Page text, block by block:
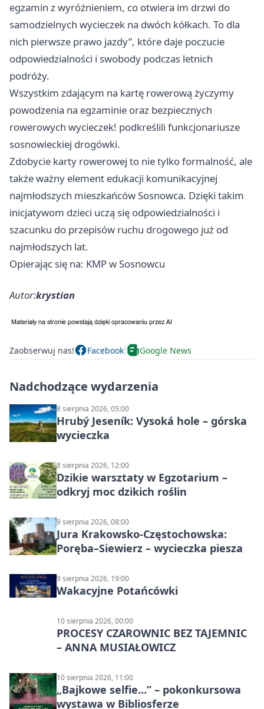
egzamin z wyróżnieniem, co otwiera im drzwi do
samodzielnych wycieczek na dwóch kółkach. To dla
nich pierwsze prawo jazdy”, które daje poczucie
odpowiedzialności i swobody podczas letnich
podróży.
Wszystkim zdającym na kartę rowerową życzymy
powodzenia na egzaminie oraz bezpiecznych
rowerowych wycieczek! podkreślili funkcjonariusze
sosnowieckiej drogówki.
Zdobycie karty rowerowej to nie tylko formalność, ale
także ważny element edukacji komunikacyjnej
najmłodszych mieszkańców Sosnowca. Dzięki takim
inicjatywom dzieci uczą się odpowiedzialności i
szacunku do przepisów ruchu drogowego już od
najmłodszych lat.
Opierając się na: KMP w Sosnowcu
Autor:krystian
Zaobserwuj nas! Facebook Google News
Nadchodzące wydarzenia
8 sierpnia 2026, 05:00
Hrubý Jeseník: Vysoká hole – górska
wycieczka
8 sierpnia 2026, 12:00
Dzikie warsztaty w Egzotarium –
odkryj moc dzikich roślin
9 sierpnia 2026, 08:00
Jura Krakowsko-Częstochowska:
Poręba–Siewierz – wycieczka piesza
9 sierpnia 2026, 19:00
Wakacyjne Potańcówki
10 sierpnia 2026, 00:00
PROCESY CZAROWNIC BEZ TAJEMNIC
– ANNA MUSIAŁOWICZ
10 sierpnia 2026, 11:00
„Bajkowe selfie…” – pokonkursowa
wystawa w Bibliosferze